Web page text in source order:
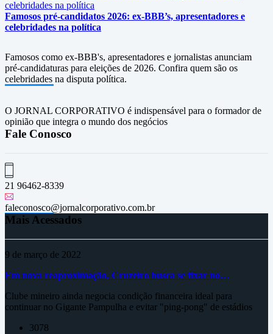
Famosos pré-candidatos 2026: ex-BBB’s, apresentadores e
celebridades na política
Famosos como ex-BBB's, apresentadores e jornalistas anunciam
pré-candidaturas para eleições de 2026. Confira quem são os
celebridades na disputa política.
O JORNAL CORPORATIVO é indispensável para o formador de
opinião que integra o mundo dos negócios
Fale Conosco
21 96462-8339
faleconosco@jornalcorporativo.com.br
Mais Acessados
9 de março de 2022
Em nova reaproximação, Cruzeiro busca se fixar no…
Clube mineiro ainda negocia condição financeira ideal para
continuar no Gigante Pampulha e evitar "ping-pong" de estádios
3078